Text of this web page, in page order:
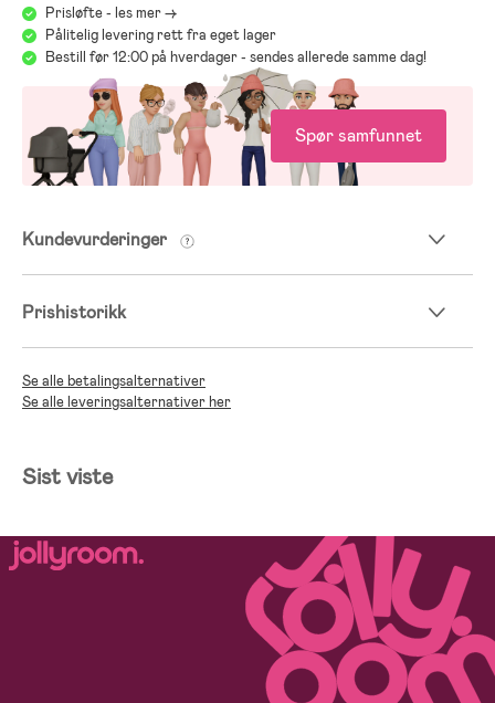
Prisløfte - les mer ->
Pålitelig levering rett fra eget lager
Bestill før 12:00 på hverdager - sendes allerede samme dag!
Spør samfunnet
Kundevurderinger
Prishistorikk
Se alle betalingsalternativer
Se alle leveringsalternativer her
Sist viste